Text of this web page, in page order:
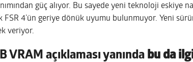
güç alıyor. Bu sayede yeni teknoloji eskiye
FSR 4’ün geriye dönük uyumu bulunmuyor. Yeni
veriyor.
VRAM açıklaması yanında bu da